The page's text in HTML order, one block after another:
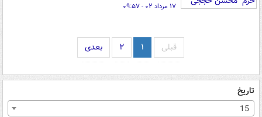
۱۷ مرداد ۰۲ - ۰۹:۵۷
قبلی ۱ ۲ بعدی
تاریخ
15